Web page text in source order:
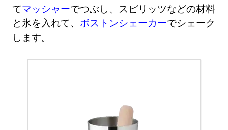
てマッシャーでつぶし、スピリッツなどの材料
と氷を入れて、 ボストンシェーカーでシェーク
します。